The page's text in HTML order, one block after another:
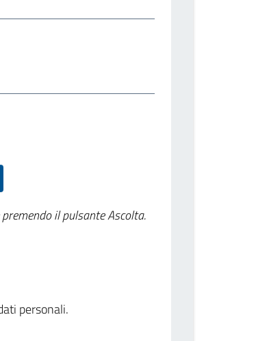
il pulsante Ascolta.
personali.